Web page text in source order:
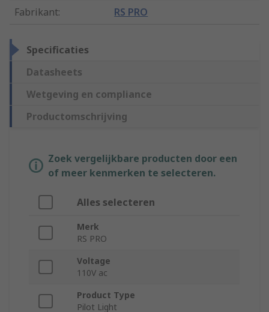
Fabrikant: RS PRO
Specificaties
Datasheets
Wetgeving en compliance
Productomschrijving
Zoek vergelijkbare producten door een
of meer kenmerken te selecteren.
Alles selecteren
Merk
RS PRO
Voltage
110V ac
Product Type
Pilot Light